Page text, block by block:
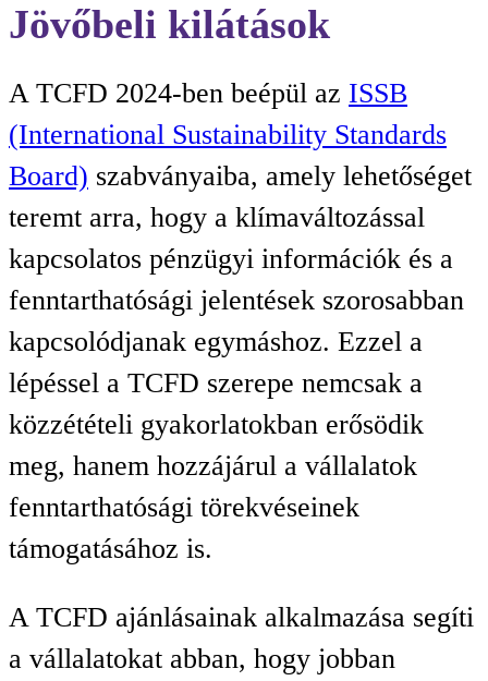
Jövőbeli kilátások
A TCFD 2024-ben beépül az ISSB
(International Sustainability Standards
Board) szabványaiba, amely lehetőséget
teremt arra, hogy a klímaváltozással
kapcsolatos pénzügyi információk és a
fenntarthatósági jelentések szorosabban
kapcsolódjanak egymáshoz. Ezzel a
lépéssel a TCFD szerepe nemcsak a
közzétételi gyakorlatokban erősödik
meg, hanem hozzájárul a vállalatok
fenntarthatósági törekvéseinek
támogatásához is.
A TCFD ajánlásainak alkalmazása segíti
a vállalatokat abban, hogy jobban